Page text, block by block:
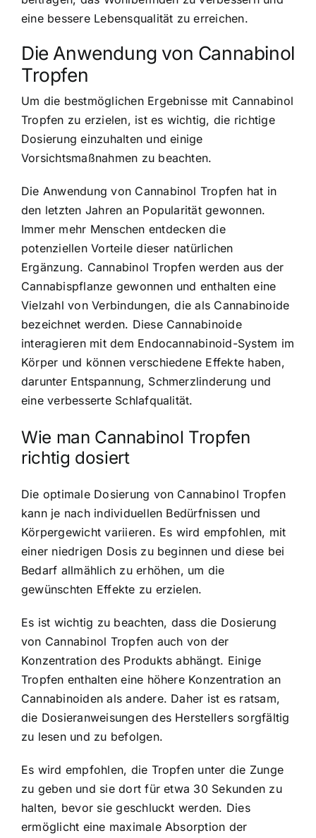
eine bessere Lebensqualität zu erreichen.
Die Anwendung von Cannabinol
Tropfen
Um die bestmöglichen Ergebnisse mit Cannabinol
Tropfen zu erzielen, ist es wichtig, die richtige
Dosierung einzuhalten und einige
Vorsichtsmaßnahmen zu beachten.
Die Anwendung von Cannabinol Tropfen hat in
den letzten Jahren an Popularität gewonnen.
Immer mehr Menschen entdecken die
potenziellen Vorteile dieser natürlichen
Ergänzung. Cannabinol Tropfen werden aus der
Cannabispflanze gewonnen und enthalten eine
Vielzahl von Verbindungen, die als Cannabinoide
bezeichnet werden. Diese Cannabinoide
interagieren mit dem Endocannabinoid-System im
Körper und können verschiedene Effekte haben,
darunter Entspannung, Schmerzlinderung und
eine verbesserte Schlafqualität.
Wie man Cannabinol Tropfen
richtig dosiert
Die optimale Dosierung von Cannabinol Tropfen
kann je nach individuellen Bedürfnissen und
Körpergewicht variieren. Es wird empfohlen, mit
einer niedrigen Dosis zu beginnen und diese bei
Bedarf allmählich zu erhöhen, um die
gewünschten Effekte zu erzielen.
Es ist wichtig zu beachten, dass die Dosierung
von Cannabinol Tropfen auch von der
Konzentration des Produkts abhängt. Einige
Tropfen enthalten eine höhere Konzentration an
Cannabinoiden als andere. Daher ist es ratsam,
die Dosieranweisungen des Herstellers sorgfältig
zu lesen und zu befolgen.
Es wird empfohlen, die Tropfen unter die Zunge
zu geben und sie dort für etwa 30 Sekunden zu
halten, bevor sie geschluckt werden. Dies
ermöglicht eine maximale Absorption der